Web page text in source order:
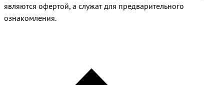
являются офертой, а служат для предварительного
ознакомления.